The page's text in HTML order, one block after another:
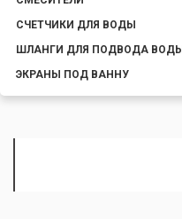
СЧЕТЧИКИ ДЛЯ ВОДЫ
ШЛАНГИ ДЛЯ ПОДВОДА ВОДЫ
ЭКРАНЫ ПОД ВАННУ